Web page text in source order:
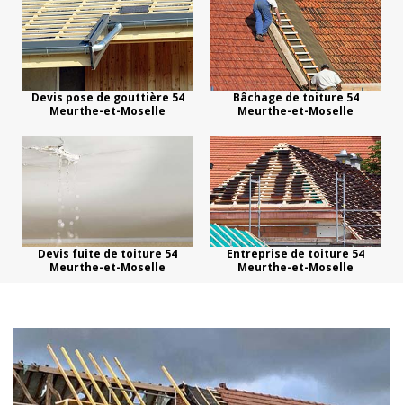
Devis pose de gouttière 54
Meurthe-et-Moselle
Bâchage de toiture 54
Meurthe-et-Moselle
Devis fuite de toiture 54
Meurthe-et-Moselle
Entreprise de toiture 54
Meurthe-et-Moselle